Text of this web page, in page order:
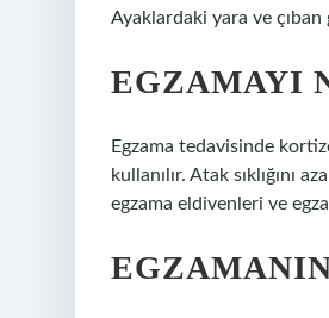
Ayaklardaki yara ve
EGZAMAYI
Egzama tedavisinde
kullanılır. Atak
egzama eldivenleri ve